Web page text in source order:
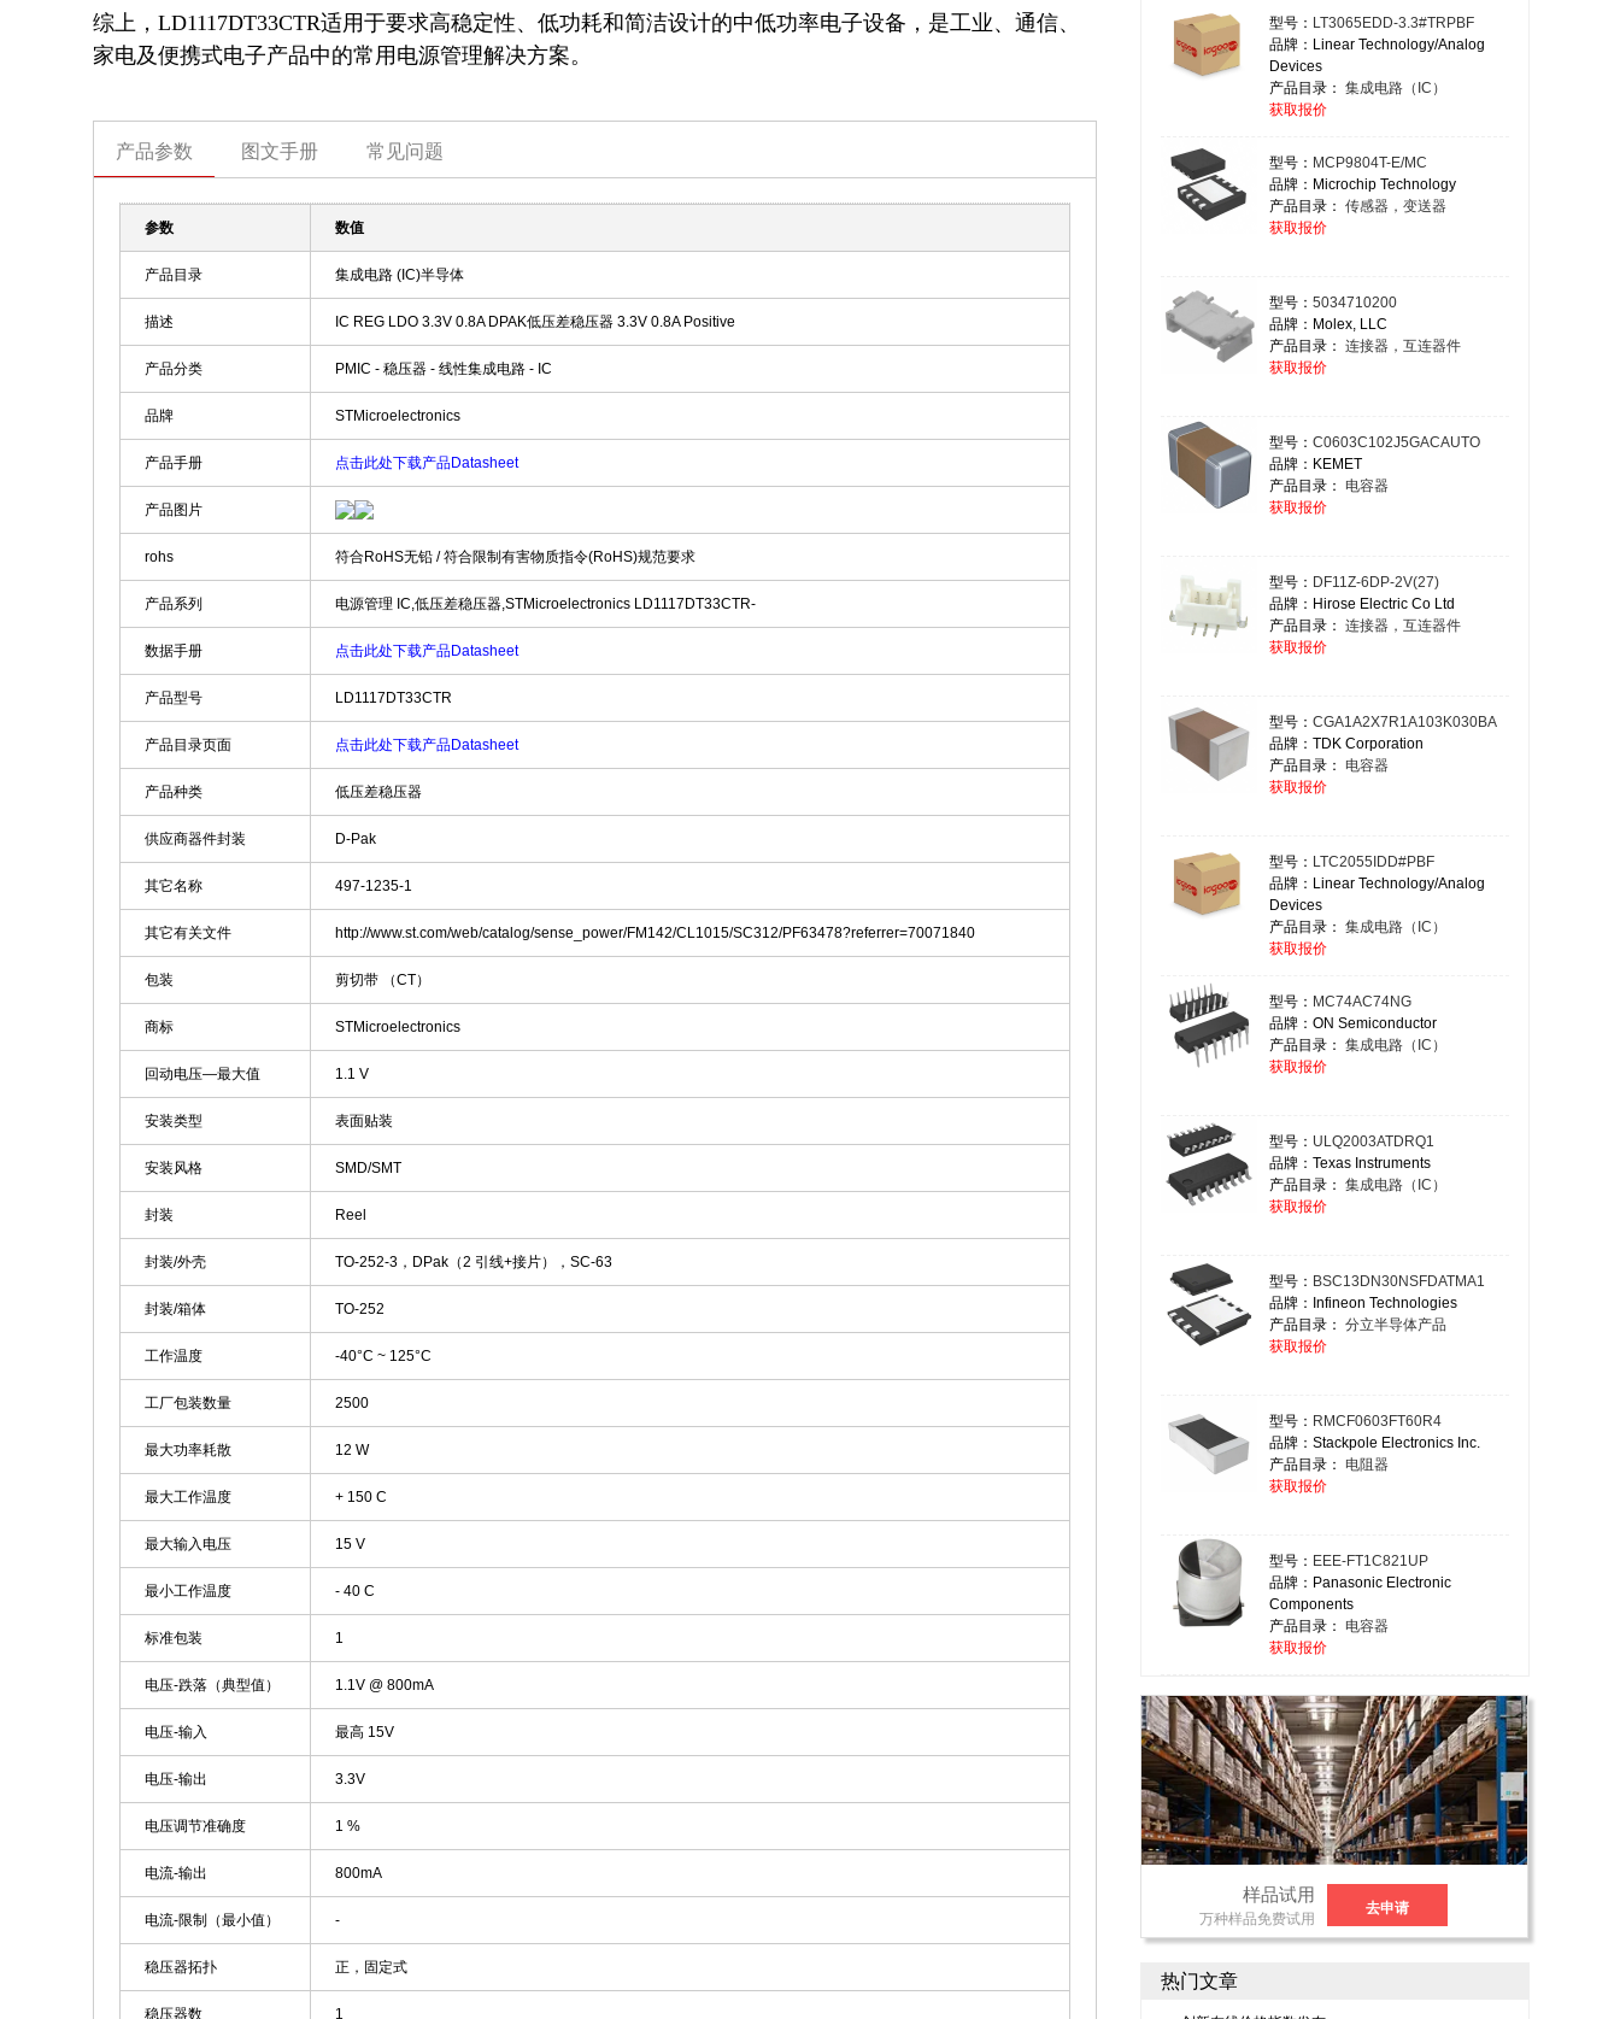
综上，LD1117DT33CTR适用于要求高稳定性、低功耗和简洁设计的中低功率电子设备，是工业、通信、
家电及便携式电子产品中的常用电源管理解决方案。
产品参数 图文手册 常见问题
参数 数值
产品目录 集成电路 (IC)半导体
描述 IC REG LDO 3.3V 0.8A DPAK低压差稳压器 3.3V 0.8A Positive
产品分类 PMIC - 稳压器 - 线性集成电路 - IC
品牌 STMicroelectronics
产品手册 点击此处下载产品Datasheet
产品图片
rohs 符合RoHS无铅 / 符合限制有害物质指令(RoHS)规范要求
产品系列 电源管理 IC,低压差稳压器,STMicroelectronics LD1117DT33CTR-
数据手册 点击此处下载产品Datasheet
产品型号 LD1117DT33CTR
产品目录页面 点击此处下载产品Datasheet
产品种类 低压差稳压器
供应商器件封装 D-Pak
其它名称 497-1235-1
其它有关文件 http://www.st.com/web/catalog/sense_power/FM142/CL1015/SC312/PF63478?referrer=70071840
包装 剪切带 （CT）
商标 STMicroelectronics
回动电压—最大值 1.1 V
安装类型 表面贴装
安装风格 SMD/SMT
封装 Reel
封装/外壳 TO-252-3，DPak（2 引线+接片），SC-63
封装/箱体 TO-252
工作温度 -40°C ~ 125°C
工厂包装数量 2500
最大功率耗散 12 W
最大工作温度 + 150 C
最大输入电压 15 V
最小工作温度 - 40 C
标准包装 1
电压-跌落（典型值） 1.1V @ 800mA
电压-输入 最高 15V
电压-输出 3.3V
电压调节准确度 1 %
电流-输出 800mA
电流-限制（最小值） -
稳压器拓扑 正，固定式
稳压器数 1
型号： LT3065EDD-3.3#TRPBF
品牌：Linear Technology/Analog
Devices
产品目录： 集成电路（IC）
获取报价
型号： MCP9804T-E/MC
品牌：Microchip Technology
产品目录： 传感器，变送器
获取报价
型号： 5034710200
品牌：Molex, LLC
产品目录： 连接器，互连器件
获取报价
型号： C0603C102J5GACAUTO
品牌：KEMET
产品目录： 电容器
获取报价
型号： DF11Z-6DP-2V(27)
品牌：Hirose Electric Co Ltd
产品目录： 连接器，互连器件
获取报价
型号： CGA1A2X7R1A103K030BA
品牌：TDK Corporation
产品目录： 电容器
获取报价
型号： LTC2055IDD#PBF
品牌：Linear Technology/Analog
Devices
产品目录： 集成电路（IC）
获取报价
型号： MC74AC74NG
品牌：ON Semiconductor
产品目录： 集成电路（IC）
获取报价
型号： ULQ2003ATDRQ1
品牌：Texas Instruments
产品目录： 集成电路（IC）
获取报价
型号： BSC13DN30NSFDATMA1
品牌：Infineon Technologies
产品目录： 分立半导体产品
获取报价
型号： RMCF0603FT60R4
品牌：Stackpole Electronics Inc.
产品目录： 电阻器
获取报价
型号： EEE-FT1C821UP
品牌：Panasonic Electronic
Components
产品目录： 电容器
获取报价
样品试用
万种样品免费试用
去申请
热门文章